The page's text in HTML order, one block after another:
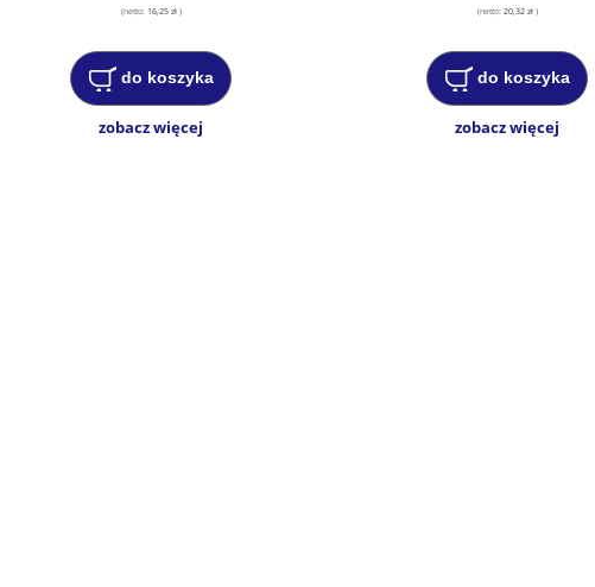
(netto: 16,25 zł)
do koszyka
zobacz więcej
(netto: 20,32 zł)
do koszyka
zobacz więcej